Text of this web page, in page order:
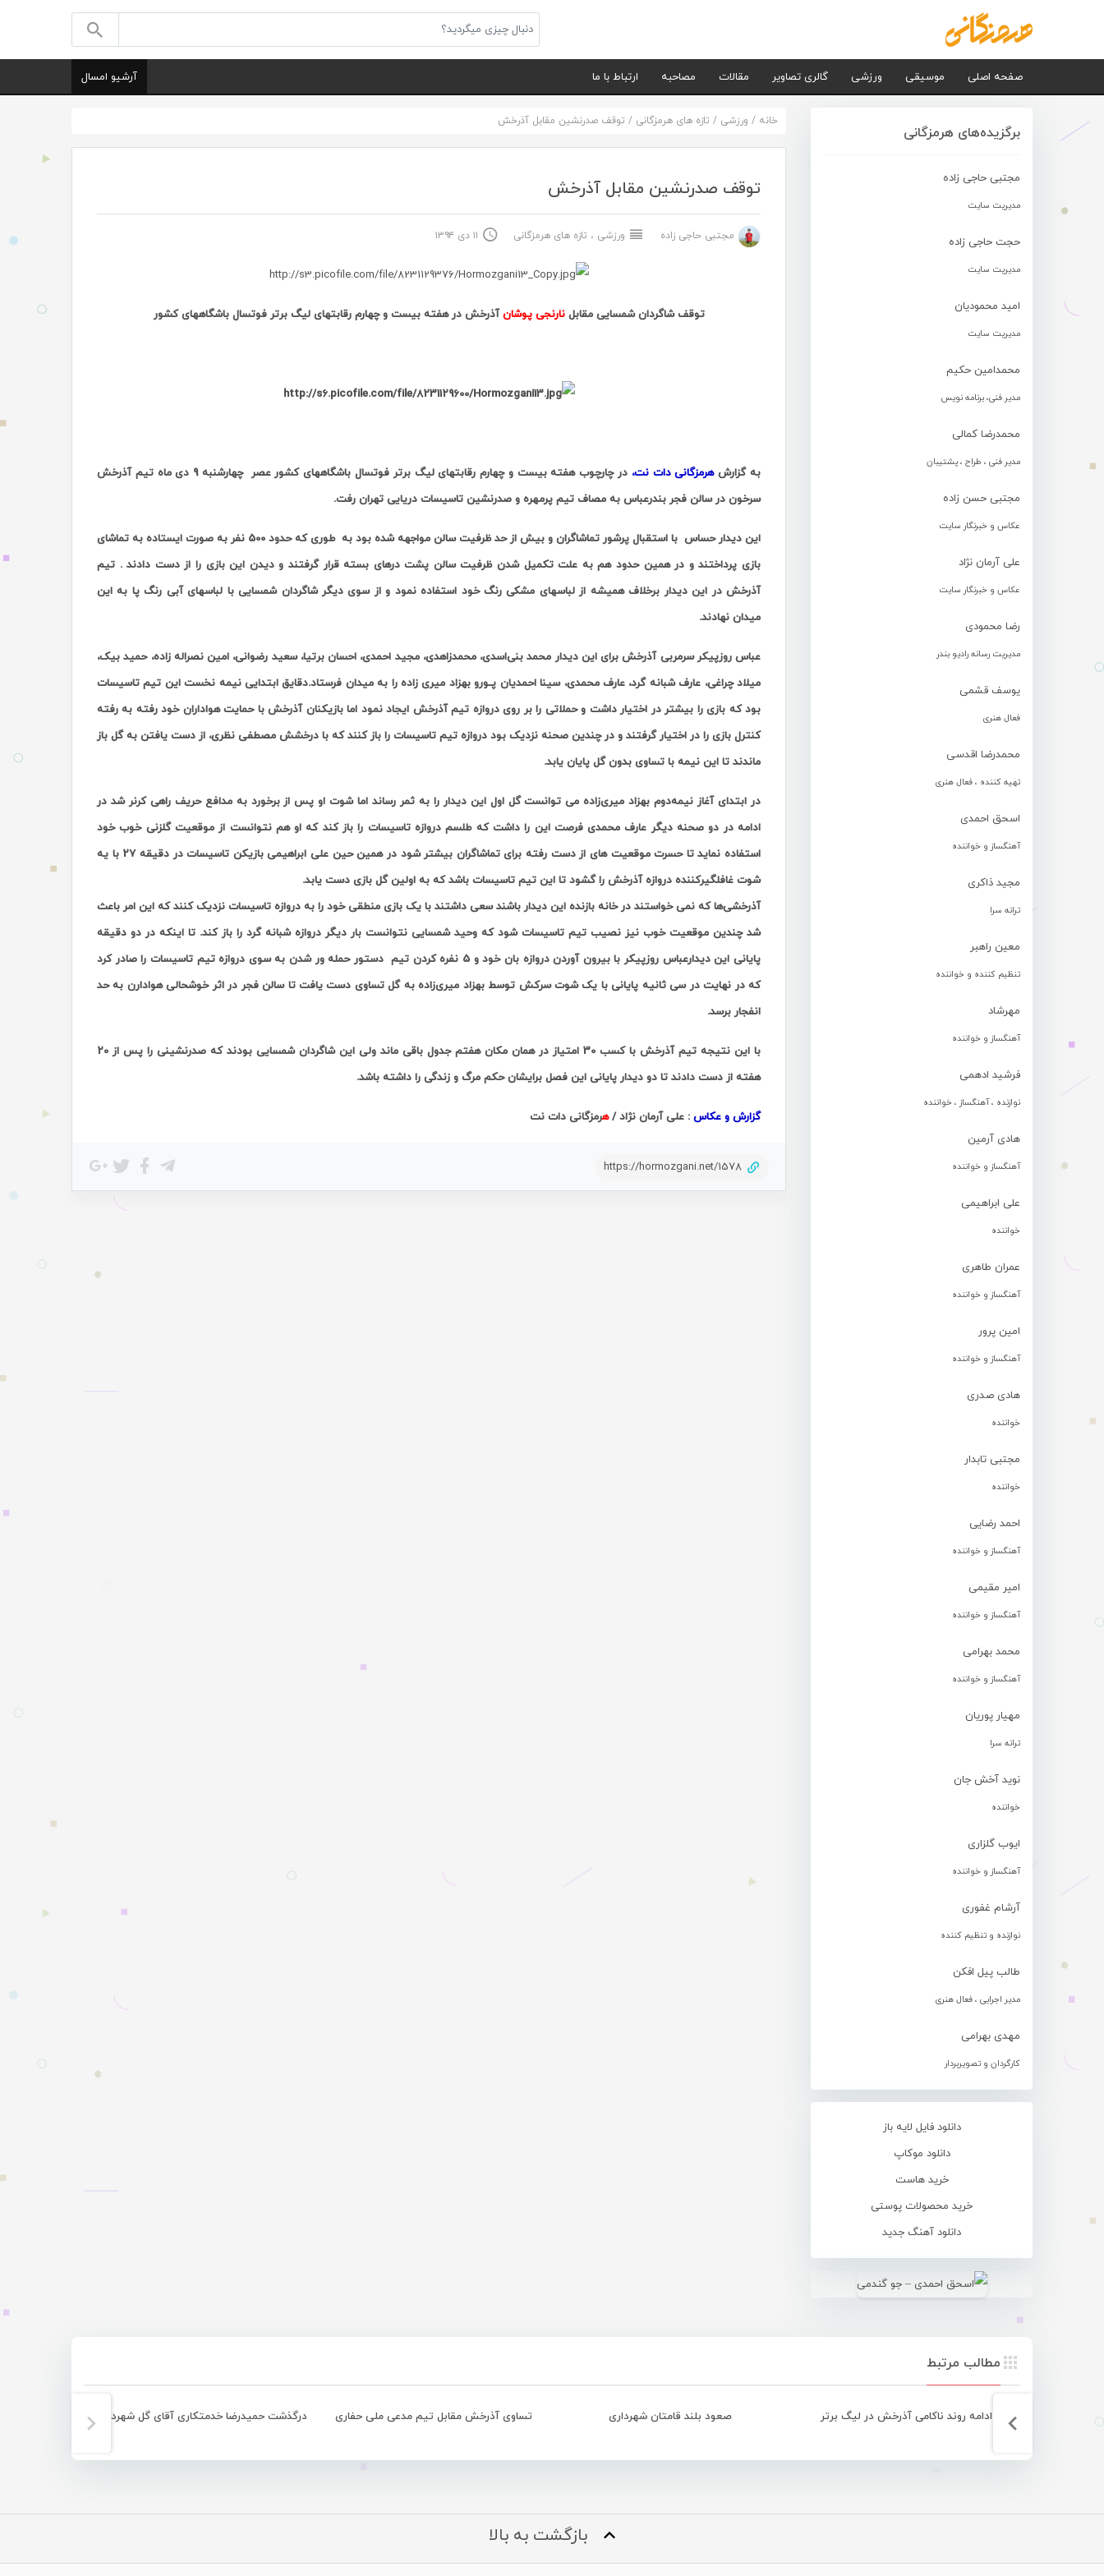
صفحه اصلی موسیقی ورزشی گالری تصاویر مقالات مصاحبه ارتباط با ما آرشیو امسال
برگزیده‌های هرمزگانی
مجتبی حاجی زاده
مدیریت سایت
حجت حاجی زاده
مدیریت سایت
امید محمودیان
مدیریت سایت
محمدامین حکیم
مدیر فنی، برنامه نویس
محمدرضا کمالی
مدیر فنی ، طراح ، پشتیبان
مجتبی حسن زاده
عکاس و خبرنگار سایت
علی آرمان نژاد
عکاس و خبرنگار سایت
رضا محمودی
مدیریت رسانه رادیو بندر
یوسف قشمی
فعال هنری
محمدرضا اقدسی
تهیه کننده ، فعال هنری
اسحق احمدی
آهنگساز و خواننده
مجید ذاکری
ترانه سرا
معین راهبر
تنظیم کننده و خواننده
مهرشاد
آهنگساز و خواننده
فرشید ادهمی
نوازنده ، آهنگساز ، خواننده
هادی آرمین
آهنگساز و خواننده
علی ابراهیمی
خواننده
عمران طاهری
آهنگساز و خواننده
امین پرور
آهنگساز و خواننده
هادی صدری
خواننده
مجتبی تابدار
خواننده
احمد رضایی
آهنگساز و خواننده
امیر مقیمی
آهنگساز و خواننده
محمد بهرامی
آهنگساز و خواننده
مهیار پوریان
ترانه سرا
نوید آخش جان
خواننده
ایوب گلزاری
آهنگساز و خواننده
آرشام غفوری
نوازنده و تنظیم کننده
طالب پیل افکن
مدیر اجرایی ، فعال هنری
مهدی بهرامی
کارگردان و تصویربردار
دانلود فایل لایه باز
دانلود موکاپ
خرید هاست
خرید محصولات پوستی
دانلود آهنگ جدید
خانه / ورزشی / تازه های هرمزگانی / توقف صدرنشین مقابل آذرخش
توقف صدرنشین مقابل آذرخش
مجتبی حاجی زاده ورزشی ، تازه های هرمزگانی ۱۱ دی ۱۳۹۴
توقف شاگردان شمسایی مقابلنارنجی پوشانآذرخش در هفته بیست و چهارم رقابتهای لیگ برتر فوتسال باشگاههای کشور
به گزارشهرمزگانی دات نت،
در چارچوب هفته بیست و چهارم رقابتهای لیگ برتر فوتسال باشگاههای کشور عصر چهارشنبه 9 دی ماه تیم آذرخش
سرخون در سالن فجر بندرعباس به مصاف تیم پرمهره و صدرنشین تاسیسات دریایی تهران رفت.
این دیدار حساس با استقبال پرشور تماشاگران و بیش از حد ظرفیت سالن مواجهه شده بود به طوری که حدود 500 نفر به صورت ایستاده به تماشای
بازی پرداختند و در همین حدود هم به علت تکمیل شدن ظرفیت سالن پشت درهای بسته قرار گرفتند و دیدن این بازی را از دست دادند . تیم
آذرخش در این دیدار برخلاف همیشه از لباسهای مشکی رنگ خود استفاده نمود و از سوی دیگر شاگردان شمسایی با لباسهای آبی رنگ پا به این
میدان نهادند.
عباس روزپیکر سرمربی آذرخش برای این دیدار محمد بنی‌اسدی، محمدزاهدی، مجید احمدی، احسان برتیا، سعید رضوانی، امین نصراله زاده، حمید بیک،
میلاد چراغی، عارف شبانه گرد، عارف محمدی، سینا احمدیان پـورو بهزاد میری زاده را به میدان فرستاد.دقایق ابتدایی نیمه نخست این تیم تاسیسات
بود که بازی را بیشتر در اختیار داشت و حملاتی را بر روی دروازه تیم آذرخش ایجاد نمود اما بازیکنان آذرخش با حمایت هواداران خود رفته به رفته
کنترل بازی را در اختیار گرفتند و در چندین صحنه نزدیک بود دروازه تیم تاسیسات را باز کنند که با درخشش مصطفی نظری، از دست یافتن به گل باز
ماندند تا این نیمه با تساوی بدون گل پایان یابد.
در ابتدای آغاز نیمه‌دوم بهزاد میری‌زاده می توانست گل اول این دیدار را به ثمر رساند اما شوت او پس از برخورد به مدافع حریف راهی کرنر شد در
ادامه در دو صحنه دیگر عارف محمدی فرصت این را داشت که طلسم دروازه تاسیسات را باز کند که او هم نتوانست از موقعیت گلزنی خوب خود
استفاده نماید تا حسرت موقعیت های از دست رفته برای تماشاگران بیشتر شود در همین حین علی ابراهیمی بازیکن تاسیسات در دقیقه 27 با یه
شوت غافلگیرکننده دروازه آذرخش را گشود تا این تیم تاسیسات باشد که به اولین گل بازی دست یابد.
آذرخشی‌ها که نمی خواستند در خانه بازنده این دیدار باشند سعی داشتند با یک بازی منطقی خود را به دروازه تاسیسات نزدیک کنند که این امر باعث
شد چندین موقعیت خوب نیز نصیب تیم تاسیسات شود که وحید شمسایی نتوانست بار دیگر دروازه شبانه گرد را باز کند. تا اینکه در دو دقیقه
پایانی این دیدارعباس روزپیکر با بیرون آوردن دروازه بان خود و 5 نفره کردن تیم دستور حمله ور شدن به سوی دروازه تیم تاسیسات را صادر کرد
که در نهایت در سی ثانیه پایانی با یک شوت سرکش توسط بهزاد میری‌زاده به گل تساوی دست یافت تا سالن فجر در اثر خوشحالی هوادارن به حد
انفجار برسد.
با این نتیجه تیم آذرخش با کسب 30 امتیاز در همان مکان هفتم جدول باقی ماند ولی این شاگردان شمسایی بودند که صدرنشینی را پس از 20
هفته از دست دادند تا دو دیدار پایانی این فصل برایشان حکم مرگ و زندگی را داشته باشد.
گزارش و عکاس : علی آرمان نژاد /هرمزگانی دات نت
https://hormozgani.net/1578
مطالب مرتبط
ادامه روند ناکامی آذرخش در لیگ برتر صعود بلند قامتان شهرداری تساوی آذرخش مقابل تیم مدعی ملی حفاری
بازگشت به بالا